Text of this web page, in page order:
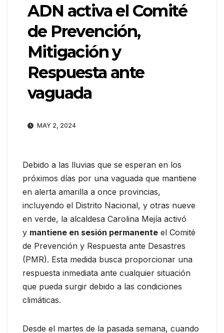
ADN activa el Comité
de Prevención,
Mitigación y
Respuesta ante
vaguada
MAY 2, 2024
Debido a las lluvias que se esperan en los
próximos días por una vaguada que mantiene
en alerta amarilla a once provincias,
incluyendo el Distrito Nacional, y otras nueve
en verde, la alcaldesa Carolina Mejía activó
y mantiene en sesión permanente el Comité
de Prevención y Respuesta ante Desastres
(PMR). Esta medida busca proporcionar una
respuesta inmediata ante cualquier situación
que pueda surgir debido a las condiciones
climáticas.
Desde el martes de la pasada semana, cuando